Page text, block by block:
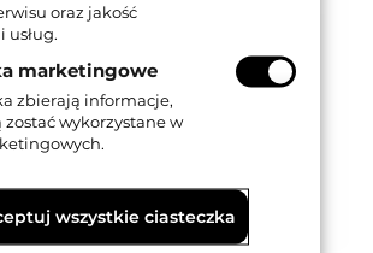
UCHWYTÓW HOOKY
MATOWY
Hooky Zero
Do wyczerpania stanu
oraz jakość
marketingowe
zbierają informacje,
wykorzystane w
wszystkie ciasteczka